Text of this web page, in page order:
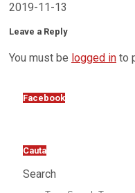
2019-11-13
Leave a Reply
You must be logged in to
Facebook
Cauta
Search